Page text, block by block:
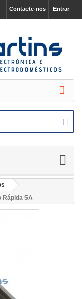
Entrar
Contacte-nos
Rápida 5A